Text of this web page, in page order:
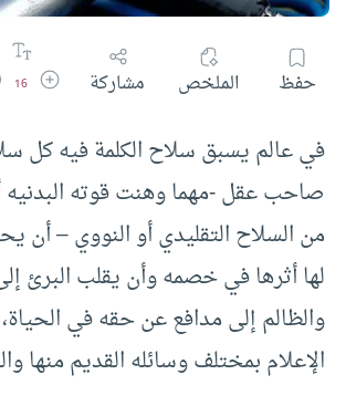
حفظ الملخص مشاركة زيادة حجم
16
في عالم يسبق سلاح الكلمة فيه كل
صاحب عقل -مهما وهنت قوته
من السلاح التقليدي أو النووي –
لها أثرها في خصمه وأن يقلب البرئ
والظالم إلى مدافع عن حقه في
الإعلام بمختلف وسائله القديم منها